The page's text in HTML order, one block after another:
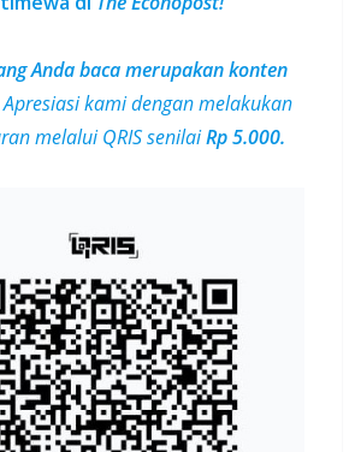
Anda baca merupakan konten
Apresiasikami dengan melakukan
melalui QRIS senilaiRp 5.000.